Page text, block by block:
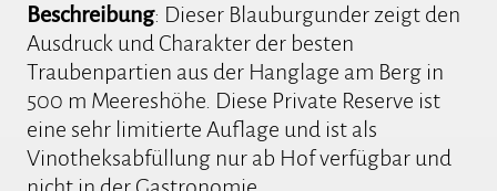
Beschreibung: Dieser Blauburgunder zeigt den
Ausdruck und Charakter der besten
Traubenpartien aus der Hanglage am Berg in
500 m Meereshöhe. Diese Private Reserve ist
eine sehr limitierte Auflage und ist als
Vinotheksabfüllung nur ab Hof verfügbar und